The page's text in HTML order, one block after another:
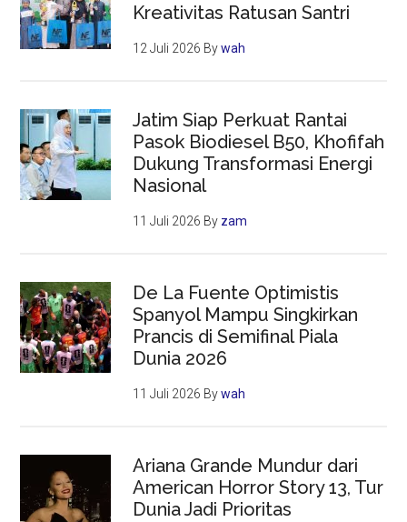
Kreativitas Ratusan Santri
12 Juli 2026 Bywah
Jatim Siap Perkuat Rantai
Pasok Biodiesel B50, Khofifah
Dukung Transformasi Energi
Nasional
11 Juli 2026 By zam
De La Fuente Optimistis
Spanyol Mampu Singkirkan
Prancis di Semifinal Piala
Dunia 2026
11 Juli 2026 Bywah
Ariana Grande Mundur dari
American Horror Story 13, Tur
Dunia Jadi Prioritas